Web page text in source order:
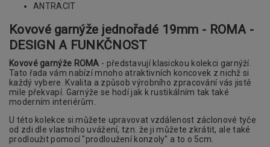
ANTRACIT
Kovové garnýže jednořadé 19mm - ROMA -
DESIGN A FUNKČNOST
Kovové garnýže ROMA - představují klasickou kolekci garnýží.
Tato řada vám nabízí mnoho atraktivních koncovek z nichž si
každý vybere. Kvalita a způsob výrobního zpracování vás jistě
mile překvapí. Garnýže se hodí jak k rustikálním tak také
moderním interiérům.
U této kolekce si můžete upravovat vzdálenost záclonové tyče
od zdi dle vlastního uvážení, tzn. že ji můžete zkrátit, ale také
prodloužit pomocí "prodloužení konzoly" a to o 5cm.